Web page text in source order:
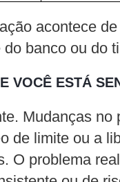
acontece
banco ou do
VOCÊ ESTÁ
Mudanças
de limite ou a
O problema